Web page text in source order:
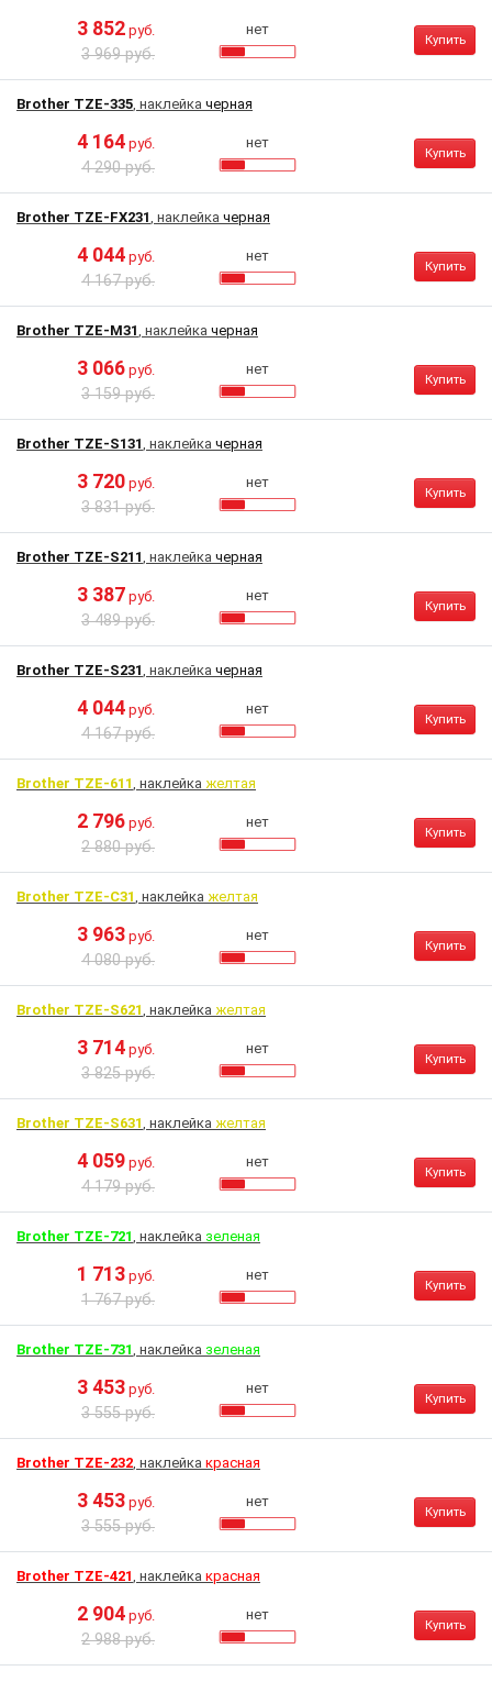
3 852 руб.
3 969 руб.
нет
Купить
Brother TZE-335, наклейка черная
4 164 руб.
4 290 руб.
нет
Купить
Brother TZE-FX231, наклейка черная
4 044 руб.
4 167 руб.
нет
Купить
Brother TZE-M31, наклейка черная
3 066 руб.
3 159 руб.
нет
Купить
Brother TZE-S131, наклейка черная
3 720 руб.
3 831 руб.
нет
Купить
Brother TZE-S211, наклейка черная
3 387 руб.
3 489 руб.
нет
Купить
Brother TZE-S231, наклейка черная
4 044 руб.
4 167 руб.
нет
Купить
Brother TZE-611, наклейка желтая
2 796 руб.
2 880 руб.
нет
Купить
Brother TZE-C31, наклейка желтая
3 963 руб.
4 080 руб.
нет
Купить
Brother TZE-S621, наклейка желтая
3 714 руб.
3 825 руб.
нет
Купить
Brother TZE-S631, наклейка желтая
4 059 руб.
4 179 руб.
нет
Купить
Brother TZE-721, наклейка зеленая
1 713 руб.
1 767 руб.
нет
Купить
Brother TZE-731, наклейка зеленая
3 453 руб.
3 555 руб.
нет
Купить
Brother TZE-232, наклейка красная
3 453 руб.
3 555 руб.
нет
Купить
Brother TZE-421, наклейка красная
2 904 руб.
2 988 руб.
нет
Купить